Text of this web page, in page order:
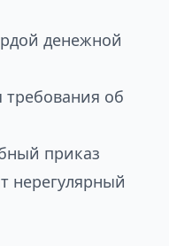
денежной
об
приказ
нерегулярный